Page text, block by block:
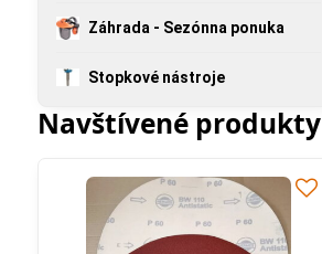
Záhrada - Sezónna ponuka
Stopkové nástroje
Navštívené produkty